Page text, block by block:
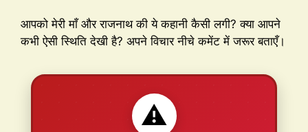
आपको मेरी माँ और राजनाथ की ये कहानी कैसी लगी? क्या आपने
कभी ऐसी स्थिति देखी है? अपने विचार नीचे कमेंट में जरूर बताएँ।
⚠️